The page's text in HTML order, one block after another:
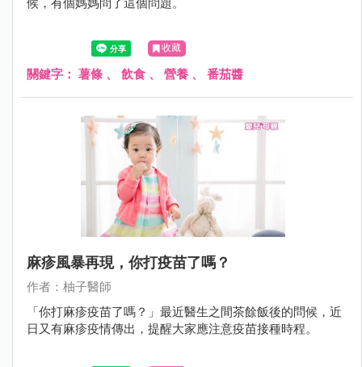
候，有個媽媽問了這個問題。
收藏
關鍵字： 薯條 、 飲食 、 營養 、 番茄醬
麻疹風暴再現，你打疫苗了嗎？
作者：柚子醫師
「你打麻疹疫苗了嗎？」最近醫生之間茶餘飯後的問候，近
日又有麻疹疫情傳出，提醒大家應注意疫苗接種時程。